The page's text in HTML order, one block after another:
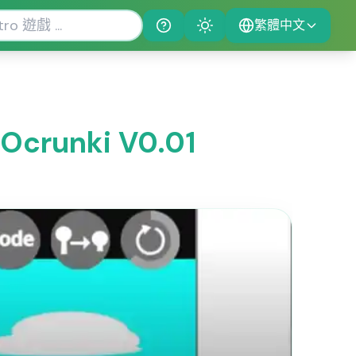
Help Theme 繁體中文
V0.01